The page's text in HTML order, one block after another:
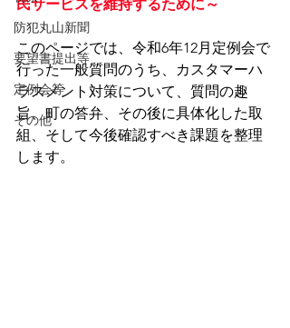
防犯丸山新聞
要望書提出等
定例会等
その他
民サービスを維持するために～
このページでは、令和6年12月定例会で
行った一般質問のうち、カスタマーハ
ラスメント対策について、質問の趣
旨、町の答弁、その後に具体化した取
組、そして今後確認すべき課題を整理
します。